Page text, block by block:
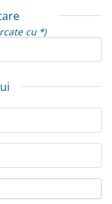
cu *)